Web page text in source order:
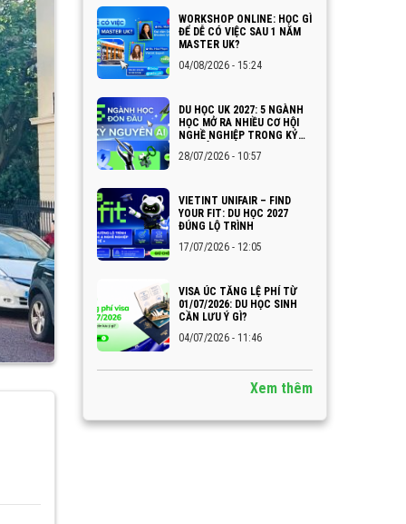
WORKSHOP ONLINE: HỌC GÌ
ĐỂ DỄ CÓ VIỆC SAU 1 NĂM
MASTER UK?
04/08/2026 - 15:24
DU HỌC UK 2027: 5 NGÀNH
HỌC MỞ RA NHIỀU CƠ HỘI
NGHỀ NGHIỆP TRONG KỶ
28/07/2026 - 10:57
VIETINT UNIFAIR – FIND
YOUR FIT: DU HỌC 2027
ĐÚNG LỘ TRÌNH
17/07/2026 - 12:05
VISA ÚC TĂNG LỆ PHÍ TỪ
01/07/2026: DU HỌC SINH
CẦN LƯU Ý GÌ?
04/07/2026 - 11:46
Xem thêm